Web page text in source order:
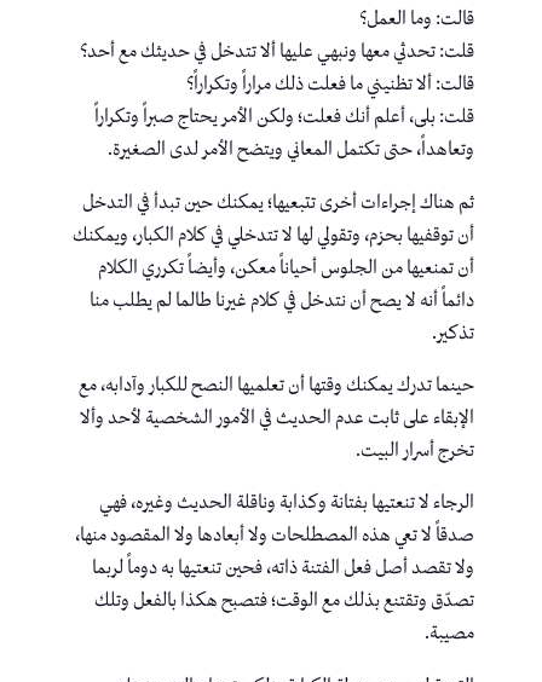
قالت: وما العمل؟
قلت: تحدثي معها ونبهي عليها ألا تتدخل في حديثك مع أحد؟
قالت: ألا تظنيني ما فعلت ذلك مراراً وتكراراً؟
قلت: بلى، أعلم أنك فعلت؛ ولكن الأمر يحتاج صبراً وتكراراً
وتعاهداً، حتى تكتمل المعاني ويتضح الأمر لدى الصغيرة.
ثم هناك إجراءات أخرى تتبعيها؛ يمكنك حين تبدأ في التدخل
أن توقفيها بحزم، وتقولي لها لا تتدخلي في كلام الكبار، ويمكنك
أن تمنعيها من الجلوس أحياناً معكن، وأيضاً تكرري الكلام
دائماً أنه لا يصح أن نتدخل في كلام غيرنا طالما لم يطلب منا
تذكير.
حينما تدرك يمكنك وقتها أن تعلميها النصح للكبار وآدابه، مع
الإبقاء على ثابت عدم الحديث في الأمور الشخصية لأحد وألا
تخرج أسرار البيت.
الرجاء لا تنعتيها بفتانة وكذابة وناقلة الحديث وغيره، فهي
صدقاً لا تعي هذه المصطلحات ولا أبعادها ولا المقصود منها،
ولا تقصد أصل فعل الفتنة ذاته، فحين تنعتيها به دوماً لربما
تصدّق وتقتنع بذلك مع الوقت؛ فتصبح هكذا بالفعل وتلك
مصيبة.